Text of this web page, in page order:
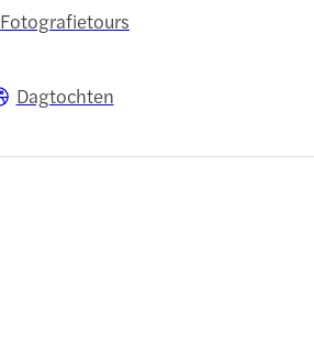
Fotografietours
Dagtochten